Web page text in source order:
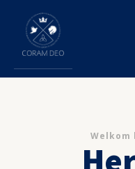
Welkom